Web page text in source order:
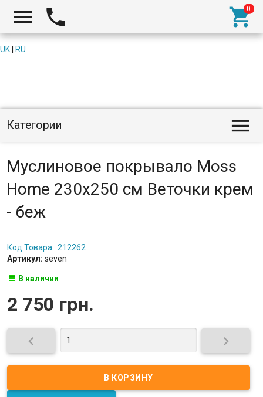
  
UK RU
Категории 
Муслиновое покрывало Moss
Home 230x250 см Веточки крем
- беж
Код Товара : 212262
Артикул: seven
В наличии
2 750 грн.
 